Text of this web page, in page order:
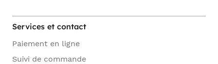
Services et contact
Paiement en ligne
Suivi de commande